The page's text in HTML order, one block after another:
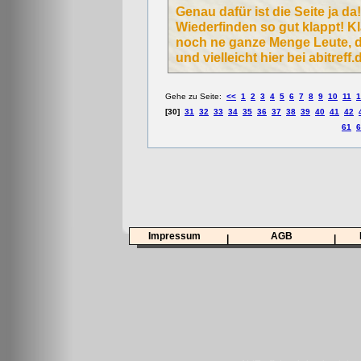
Genau dafür ist die Seite ja
Wiederfinden so gut klappt!
noch ne ganze Menge Leute,
und vielleicht hier bei
Gehe zu Seite: << 1 2 3 4 5 6 7 8 9 10 11
[30] 31 32 33 34 35 36 37 38 39 40 41 42
61
Impressum AGB